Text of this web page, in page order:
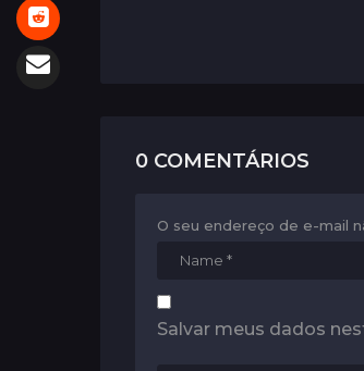
i
0 COMENTÁRIOS
O seu endereço de e-mail
Salvar meus dados